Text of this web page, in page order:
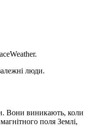
люди.
Вони виникають, коли
поля Землі,